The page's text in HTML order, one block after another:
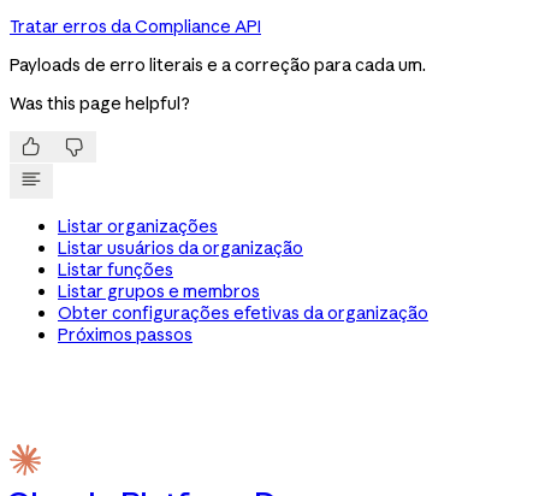
Tratar erros da Compliance API
Payloads de erro literais e a correção para cada um.
Was this page helpful?
 
Listar organizações
Listar usuários da organização
Listar funções
Listar grupos e membros
Obter configurações efetivas da organização
Próximos passos